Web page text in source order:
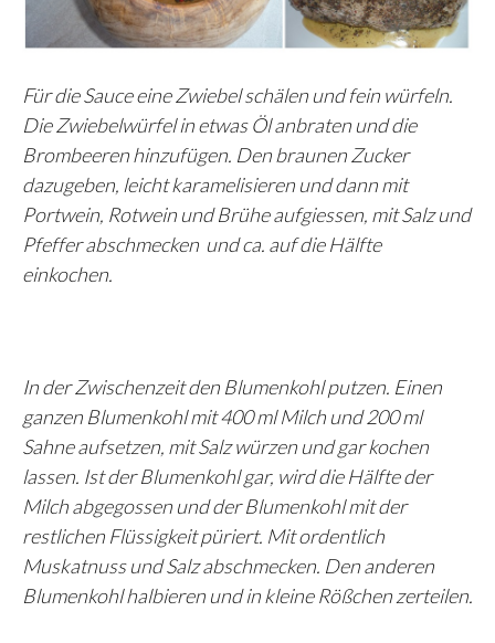
Für die Sauce eine Zwiebel schälen und fein würfeln.
Die Zwiebelwürfel in etwas Öl anbraten und die
Brombeeren hinzufügen. Den braunen Zucker
dazugeben, leicht karamelisieren und dann mit
Portwein, Rotwein und Brühe aufgiessen, mit Salz und
Pfeffer abschmecken und ca. auf die Hälfte
einkochen.
In der Zwischenzeit den Blumenkohl putzen. Einen
ganzen Blumenkohl mit 400 ml Milch und 200 ml
Sahne aufsetzen, mit Salz würzen und gar kochen
lassen. Ist der Blumenkohl gar, wird die Hälfte der
Milch abgegossen und der Blumenkohl mit der
restlichen Flüssigkeit püriert. Mit ordentlich
Muskatnuss und Salz abschmecken. Den anderen
Blumenkohl halbieren und in kleine Rößchen zerteilen.